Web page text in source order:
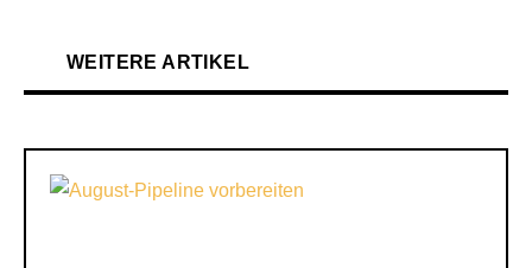
WEITERE ARTIKEL